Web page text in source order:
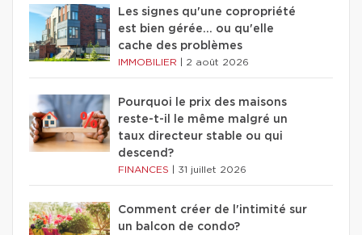
Les signes qu'une copropriété
est bien gérée… ou qu'elle
cache des problèmes
IMMOBILIER 2 août 2026
Pourquoi le prix des maisons
reste-t-il le même malgré un
taux directeur stable ou qui
descend?
FINANCES 31 juillet 2026
Comment créer de l'intimité sur
un balcon de condo?